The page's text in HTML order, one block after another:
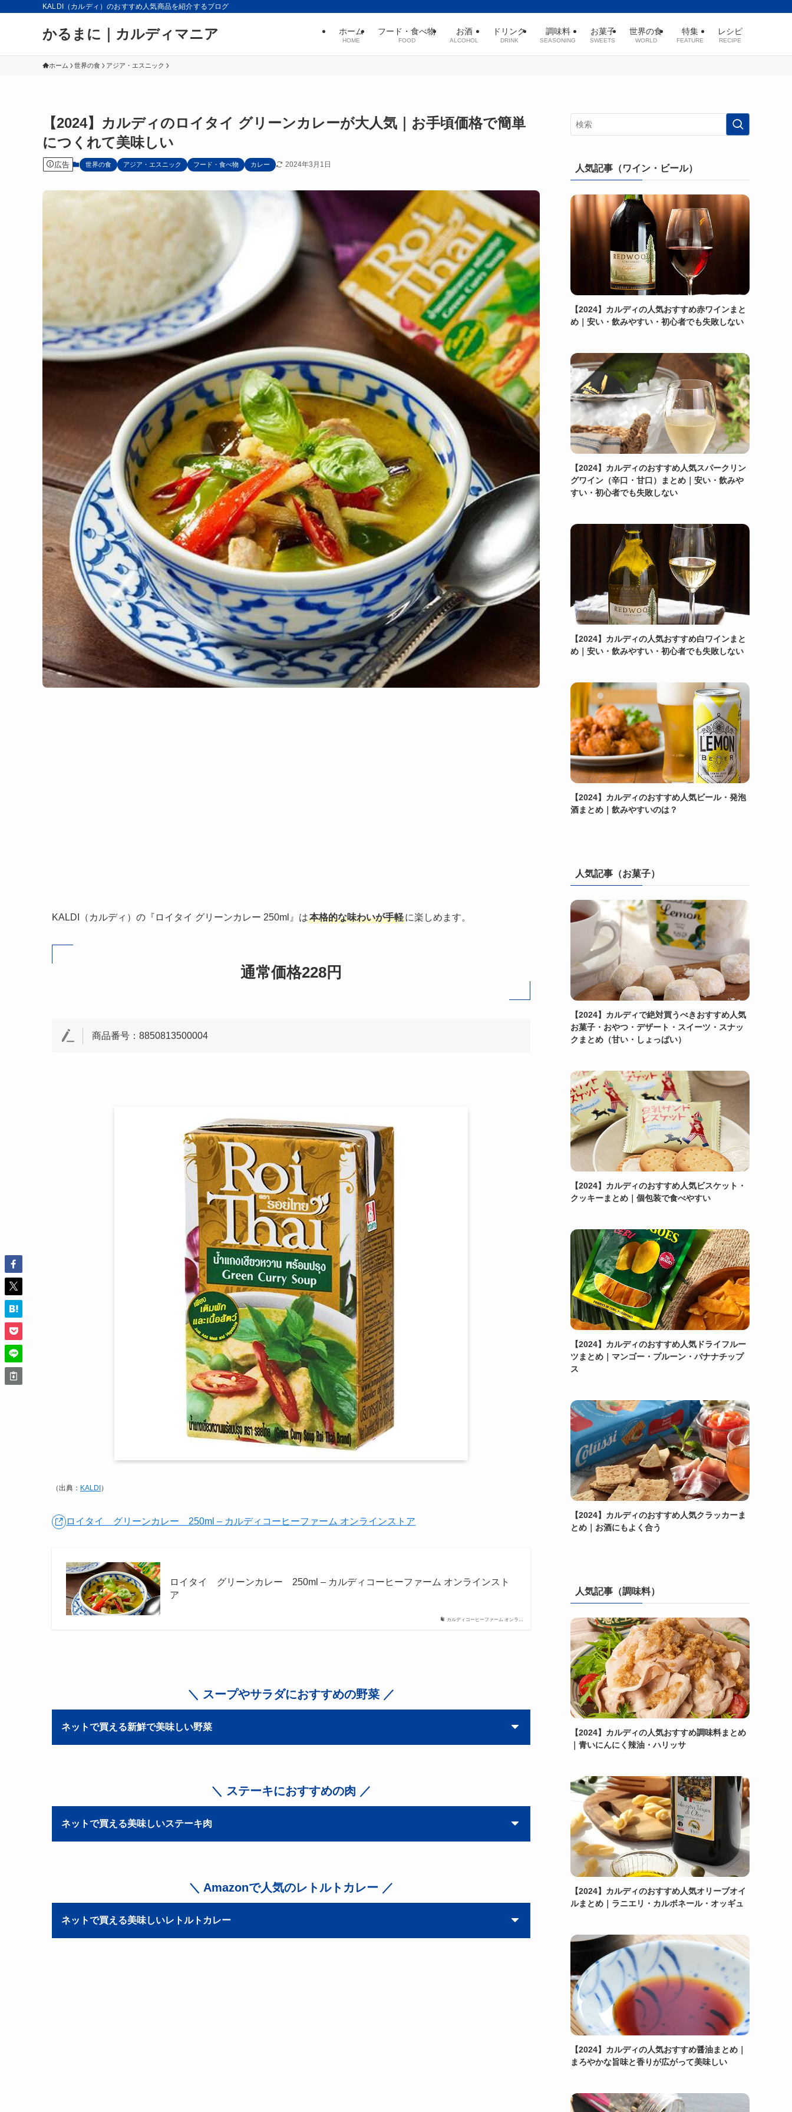
KALDI（カルディ）のおすすめ人気商品を紹介するブログ
かるまに｜カルディマニア ホーム
HOME
フード・食べ物
FOOD
お酒
ALCOHOL
ドリンク
DRINK
調味料
SEASONING
お菓子
SWEETS
世界の食
WORLD
特集
FEATURE
レシピ
RECIPE
ホーム 世界の食 アジア・エスニック
【2024】カルディのロイタイ グリーンカレーが大人気｜お手頃価格で簡単
につくれて美味しい
広告 世界の食 アジア・エスニック フード・食べ物 カレー 2024年3月1日
KALDI（カルディ）の『ロイタイ グリーンカレー 250ml』は本格的な味わいが手軽に楽しめます。
通常価格228円
商品番号：8850813500004
（出典： KALDI ）
ロイタイ グリーンカレー 250ml – カルディコーヒーファーム オンラインストア
カルディコーヒーファーム オンラ…
ロイタイ グリーンカレー 250ml – カルディコーヒーファーム オンラインスト
ア
＼ スープやサラダにおすすめの野菜 ／
ネットで買える新鮮で美味しい野菜
＼ ステーキにおすすめの肉 ／
ネットで買える美味しいステーキ肉
＼ Amazonで人気のレトルトカレー ／
ネットで買える美味しいレトルトカレー
人気記事（ワイン・ビール）
【2024】カルディの人気おすすめ赤ワインまと
め｜安い・飲みやすい・初心者でも失敗しない
【2024】カルディのおすすめ人気スパークリン
グワイン（辛口・甘口）まとめ｜安い・飲みや
すい・初心者でも失敗しない
【2024】カルディの人気おすすめ白ワインまと
め｜安い・飲みやすい・初心者でも失敗しない
【2024】カルディのおすすめ人気ビール・発泡
酒まとめ｜飲みやすいのは？
人気記事（お菓子）
【2024】カルディで絶対買うべきおすすめ人気
お菓子・おやつ・デザート・スイーツ・スナッ
クまとめ（甘い・しょっぱい）
【2024】カルディのおすすめ人気ビスケット・
クッキーまとめ｜個包装で食べやすい
【2024】カルディのおすすめ人気ドライフルー
ツまとめ｜マンゴー・プルーン・バナナチップ
ス
【2024】カルディのおすすめ人気クラッカーま
とめ｜お酒にもよく合う
人気記事（調味料）
【2024】カルディの人気おすすめ調味料まとめ
｜青いにんにく辣油・ハリッサ
【2024】カルディのおすすめ人気オリーブオイ
ルまとめ｜ラニエリ・カルボネール・オッギュ
【2024】カルディの人気おすすめ醤油まとめ｜
まろやかな旨味と香りが広がって美味しい